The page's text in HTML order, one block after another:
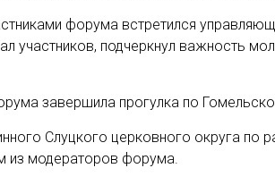
форума встретился
участников, подчеркнул важность
завершила прогулка по
Слуцкого церковного округа по
из модераторов форума.